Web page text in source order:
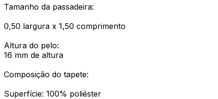
Tamanho da passadeira:
0,50 largura x 1,50 comprimento
Altura do pelo:
16 mm de altura
Composição do tapete:
Superfície: 100% poliéster